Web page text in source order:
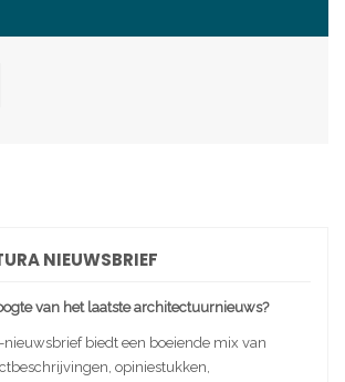
NIEUWSBRIEF
van het laatste architectuurnieuws?
biedt een boeiende mix van
opiniestukken,